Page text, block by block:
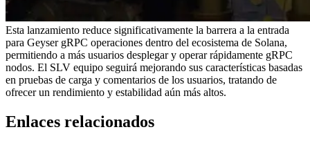
Esta lanzamiento reduce significativamente la barrera a la entrada
para Geyser gRPC operaciones dentro del ecosistema de Solana,
permitiendo a más usuarios desplegar y operar rápidamente gRPC
nodos. El SLV equipo seguirá mejorando sus características basadas
en pruebas de carga y comentarios de los usuarios, tratando de
ofrecer un rendimiento y estabilidad aún más altos.
Enlaces relacionados